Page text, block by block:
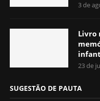
3 de
Livro
23 de
SUGESTÃO DE PAUTA